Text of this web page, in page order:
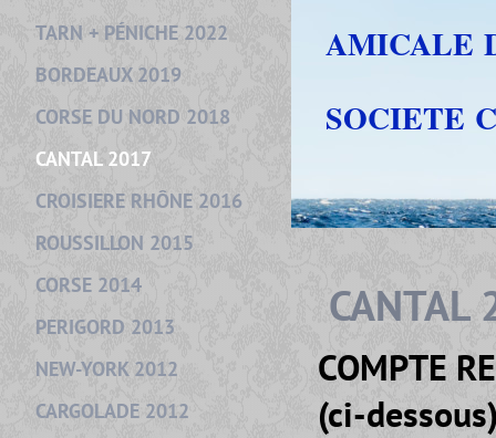
TARN + PÉNICHE 2022
BORDEAUX 2019
CORSE DU NORD 2018
CANTAL 2017
CROISIERE RHÔNE 2016
ROUSSILLON 2015
CORSE 2014
PERIGORD 2013
NEW-YORK 2012
CARGOLADE 2012
AMICALE
SOCIETE
CANTAL
COMPTE
(ci-